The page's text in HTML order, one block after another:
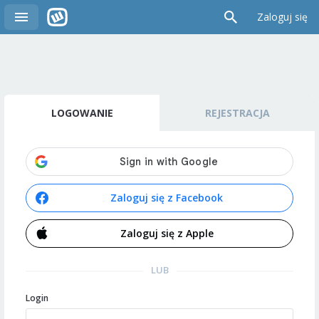
Zaloguj się
LOGOWANIE REJESTRACJA
Zaloguj się z Facebook
Zaloguj się z Apple
LUB
Login